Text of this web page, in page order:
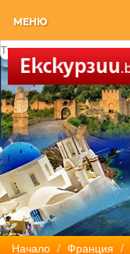
МЕНЮ
Начало / Франция /